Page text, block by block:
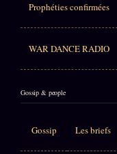
Prophéties confirmées
WAR DANCE RADIO
Gossip & people
Gossip Les briefs